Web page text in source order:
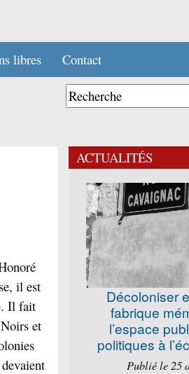
libres Contact
il est
Il fait
et
ACTUALITÉS
Décoloniser
fabrique
l’espace
politiques à
Publié le 25